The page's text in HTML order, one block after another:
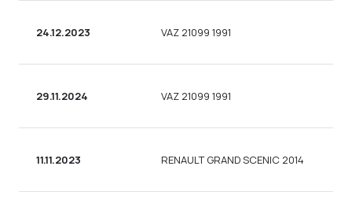
24.12.2023 VAZ 21099 1991
29.11.2024 VAZ 21099 1991
11.11.2023 RENAULT GRAND SCENIC 2014